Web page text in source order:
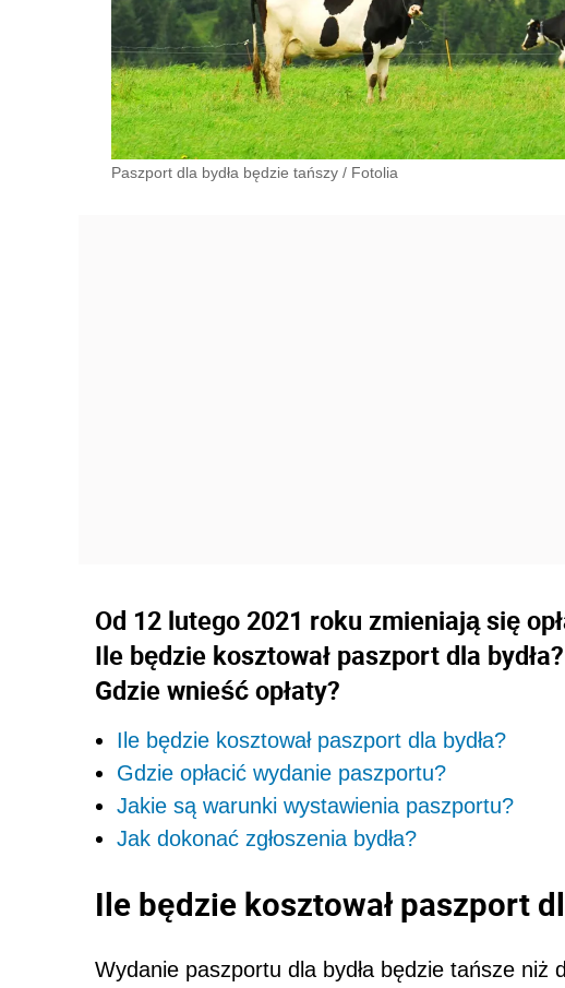
Paszport dla bydła będzie tańszy / Fotolia
Od 12 lutego 2021 roku zmieniają się
Ile będzie kosztował paszport dla
Gdzie wnieść opłaty?
Ile będzie kosztował paszport dla bydła?
Gdzie opłacić wydanie paszportu?
Jakie są warunki wystawienia paszportu?
Jak dokonać zgłoszenia bydła?
Ile będzie kosztował paszport
Wydanie paszportu dla bydła będzie tańsze niż